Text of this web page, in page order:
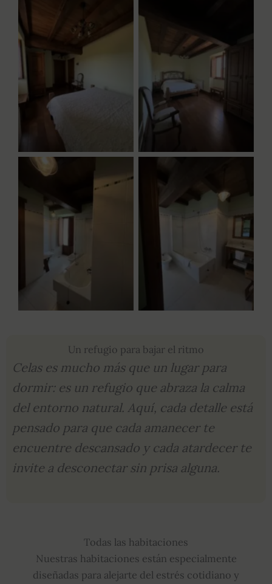
Un refugio para bajar el ritmo
Celas es mucho más que un lugar para
dormir: es un refugio que abraza la calma
del entorno natural. Aquí, cada detalle está
pensado para que cada amanecer te
encuentre descansado y cada atardecer te
invite a desconectar sin prisa alguna.
Todas las habitaciones
Nuestras habitaciones están especialmente
diseñadas para alejarte del estrés cotidiano y